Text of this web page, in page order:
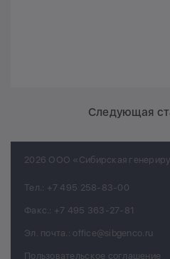
Следующая
2026 ООО «Сибирская
Тел.: +7 495 258-83-00
Факс.: +7 495 363-27-81
Эл. почта.: office@sibgenco.ru
Пользовательское соглашение